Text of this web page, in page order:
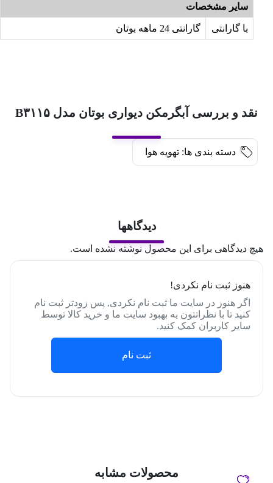
سایر مشخصات
با گارانتی گارانتی 24 ماهه بوتان
نقد و بررسی آبگرمکن دیواری بوتان مدل B۳۱۱۵
دسته بندی ها: تهویه هوا
دیدگاهها
هیچ دیدگاهی برای این محصول نوشته نشده است.
هنوز ثبت نام نکردی!
اگر هنوز در سایت ما ثبت نام نکردی, پس زودتر ثبت نام
کنید تا با نظراتتون به بهبود سایت ما و خرید کالا توسط
سایر کاربران کمک کنید.
ثبت نام
محصولات مشابه